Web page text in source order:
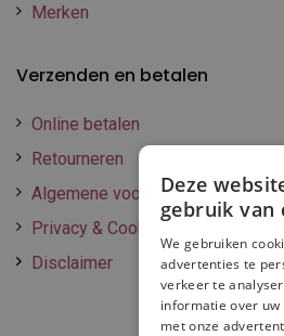
Merken
Verzenden en betalen
Online betalen
Retourneren
Algemene voorwaarden
Privacy & Cookie policy
Disclaimer
Deze
gebruik van
We gebruiken
advertenties te
verkeer te
informatie over uw
met onze